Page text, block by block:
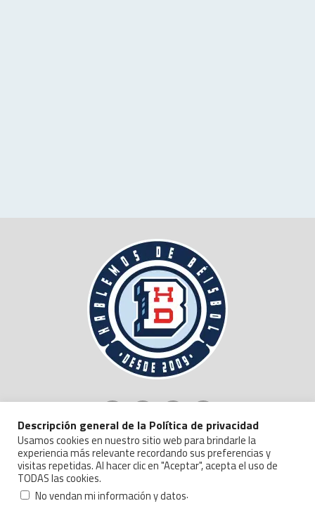
Copyright © 2024 Hablemos de Beisbol.
Descripción general de la Política de privacidad
Usamos cookies en nuestro sitio web para brindarle la
experiencia más relevante recordando sus preferencias y
visitas repetidas. Al hacer clic en "Aceptar", acepta el uso de
TODAS las cookies.
No vendan mi información y datos.